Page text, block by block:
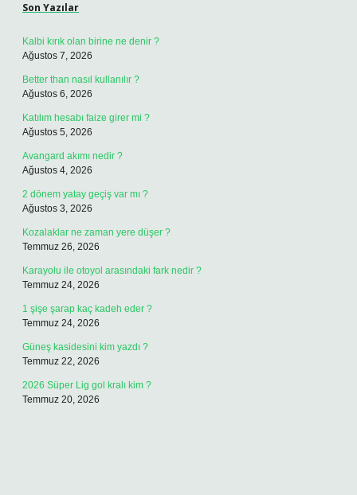
Son Yazılar
Kalbi kırık olan birine ne denir ?
Ağustos 7, 2026
Better than nasıl kullanılır ?
Ağustos 6, 2026
Katılım hesabı faize girer mi ?
Ağustos 5, 2026
Avangard akımı nedir ?
Ağustos 4, 2026
2 dönem yatay geçiş var mı ?
Ağustos 3, 2026
Kozalaklar ne zaman yere düşer ?
Temmuz 26, 2026
Karayolu ile otoyol arasındaki fark nedir ?
Temmuz 24, 2026
1 şişe şarap kaç kadeh eder ?
Temmuz 24, 2026
Güneş kasidesini kim yazdı ?
Temmuz 22, 2026
2026 Süper Lig gol kralı kim ?
Temmuz 20, 2026